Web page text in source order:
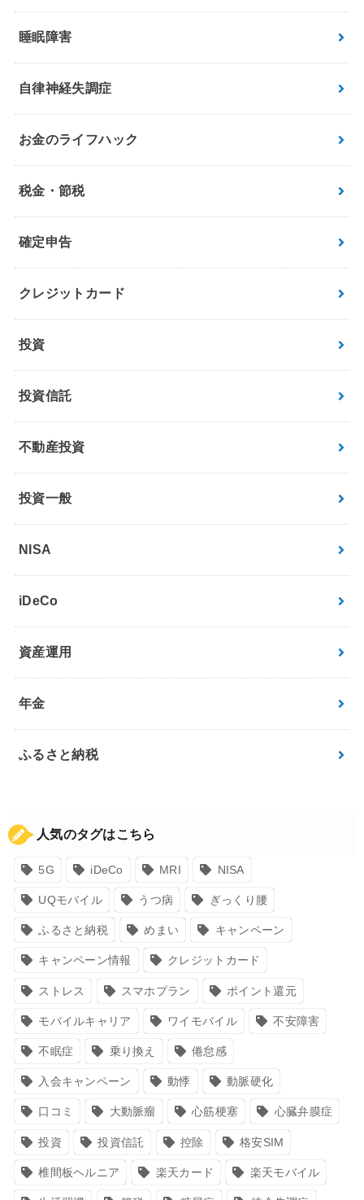
睡眠障害
自律神経失調症
お金のライフハック
税金・節税
確定申告
クレジットカード
投資
投資信託
不動産投資
投資一般
NISA
iDeCo
資産運用
年金
ふるさと納税
人気のタグはこちら
5G iDeCo MRI NISA
UQモバイル うつ病 ぎっくり腰
ふるさと納税 めまい キャンペーン
キャンペーン情報 クレジットカード
ストレス スマホプラン ポイント還元
モバイルキャリア ワイモバイル 不安障害
不眠症 乗り換え 倦怠感
入会キャンペーン 動悸 動脈硬化
口コミ 大動脈瘤 心筋梗塞 心臓弁膜症
投資 投資信託 控除 格安SIM
椎間板ヘルニア 楽天カード 楽天モバイル